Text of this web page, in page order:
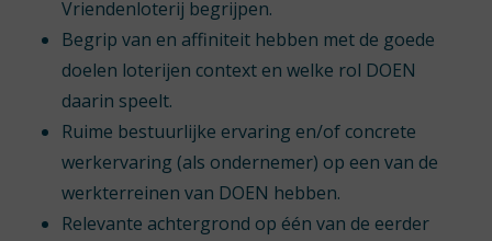
Vriendenloterij begrijpen.
Begrip van en affiniteit hebben met de goede
doelen loterijen context en welke rol DOEN
daarin speelt.
Ruime bestuurlijke ervaring en/of concrete
werkervaring (als ondernemer) op een van de
werkterreinen van DOEN hebben.
Relevante achtergrond op één van de eerder